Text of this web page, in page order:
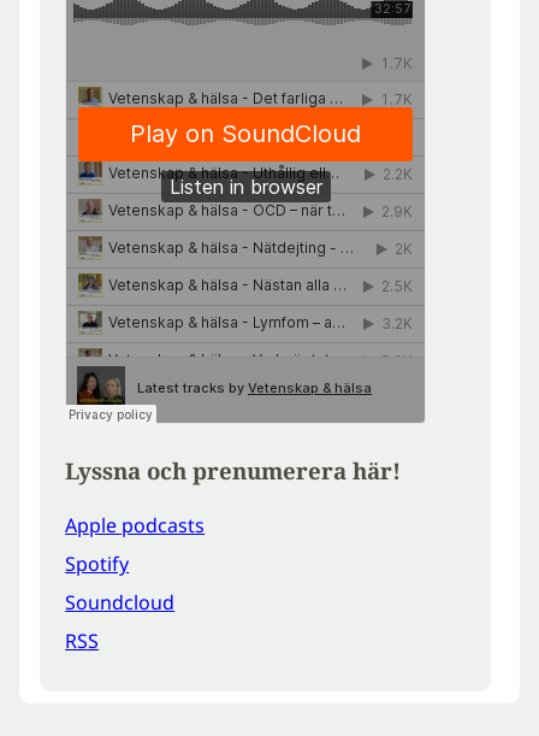
Lyssna och prenumerera här!
Apple podcasts
Spotify
Soundcloud
RSS